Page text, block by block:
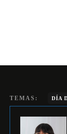
TEMAS: DÍA